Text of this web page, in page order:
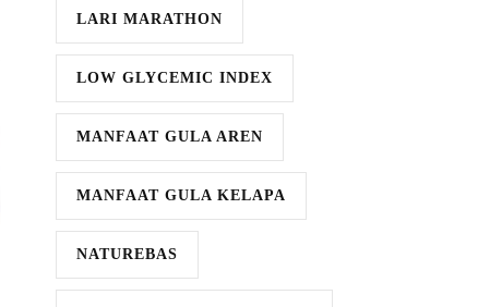
LARI MARATHON
LOW GLYCEMIC INDEX
MANFAAT GULA AREN
MANFAAT GULA KELAPA
NATUREBAS